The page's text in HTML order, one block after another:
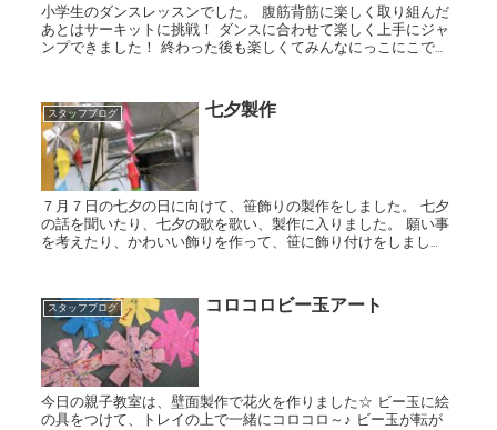
小学生のダンスレッスンでした。 腹筋背筋に楽しく取り組んだ
あとはサーキットに挑戦！ ダンスに合わせて楽しく上手にジャ
ンプできました！ 終わった後も楽しくてみんなにっこにこでし
スタッフブログ 七夕製作
７月７日の七夕の日に向けて、笹飾りの製作をしました。 七夕
の話を聞いたり、七夕の歌を歌い、製作に入りました。 願い事
を考えたり、かわいい飾りを作って、笹に飾り付けをしまし
スタッフブログ コロコロビー玉アート
今日の親子教室は、壁面製作で花火を作りました☆ ビー玉に絵
の具をつけて、トレイの上で一緒にコロコロ～♪ ビー玉が転が